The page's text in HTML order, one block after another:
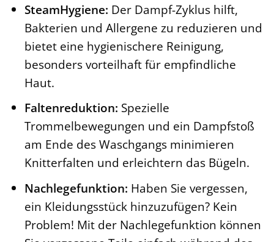
SteamHygiene: Der Dampf-Zyklus hilft,
Bakterien und Allergene zu reduzieren und
bietet eine hygienischere Reinigung,
besonders vorteilhaft für empfindliche
Haut.
Faltenreduktion: Spezielle
Trommelbewegungen und ein Dampfstoß
am Ende des Waschgangs minimieren
Knitterfalten und erleichtern das Bügeln.
Nachlegefunktion: Haben Sie vergessen,
ein Kleidungsstück hinzuzufügen? Kein
Problem! Mit der Nachlegefunktion können